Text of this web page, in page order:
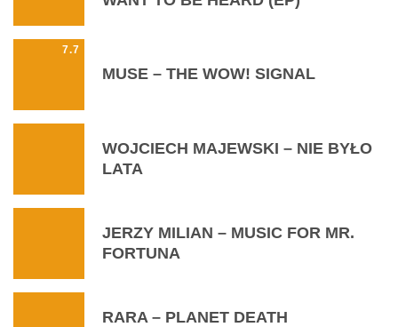
7.7
MUSE – THE WOW! SIGNAL
WOJCIECH MAJEWSKI – NIE BYŁO
LATA
JERZY MILIAN – MUSIC FOR MR.
FORTUNA
RARA – PLANET DEATH